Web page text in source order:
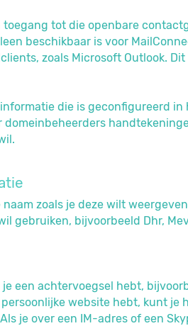
tot die openbare
beschikbaar is voor
zoals Microsoft Outlook.
die is geconfigureerd
zoals je deze wilt
gebruiken, bijvoorbeeld Dhr,
een achtervoegsel hebt,
website hebt, kunt je
je over een IM-adres of een